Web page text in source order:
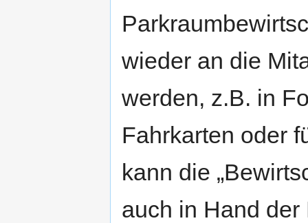
wieder an die
werden, z.B. in
Fahrkarten oder
kann die
auch in Hand